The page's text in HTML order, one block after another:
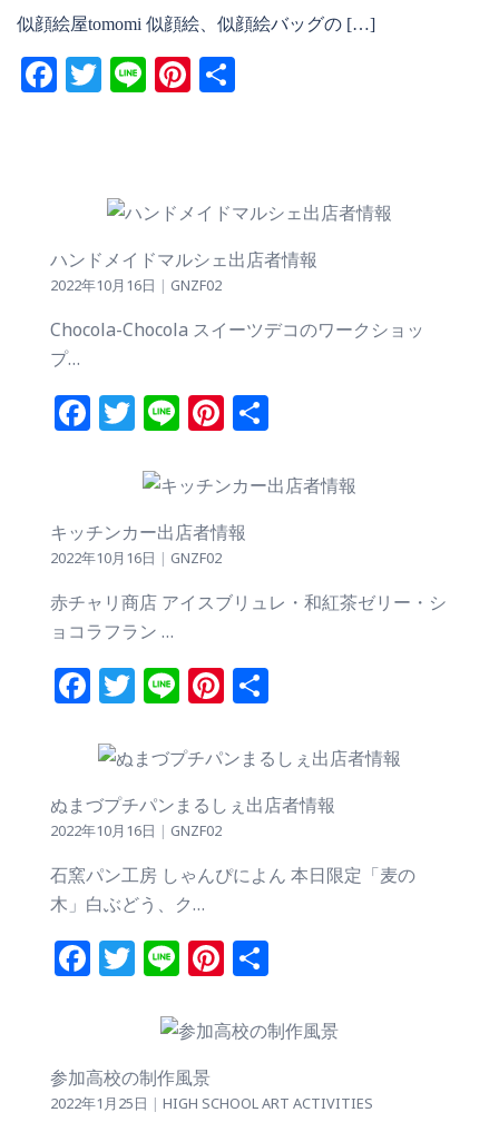
似顔絵屋tomomi 似顔絵、似顔絵バッグの […]
Facebook
TwitterLinePinterest
ハンドメイドマルシェ出店者情報
2022年10月16日 | GNZF02
Chocola-Chocola スイーツデコのワークショッ
プ…
Facebook
Twitter
LinePinterest
キッチンカー出店者情報
2022年10月16日 | GNZF02
赤チャリ商店 アイスブリュレ・和紅茶ゼリー・シ
ョコラフラン …
Facebook
Twitter
LinePinterest
ぬまづプチパンまるしぇ出店者情報
2022年10月16日 | GNZF02
石窯パン工房 しゃんぴによん 本日限定「麦の
木」白ぶどう、ク…
Facebook
Twitter
LinePinterest
参加高校の制作風景
2022年1月25日 | HIGH SCHOOL ART ACTIVITIES